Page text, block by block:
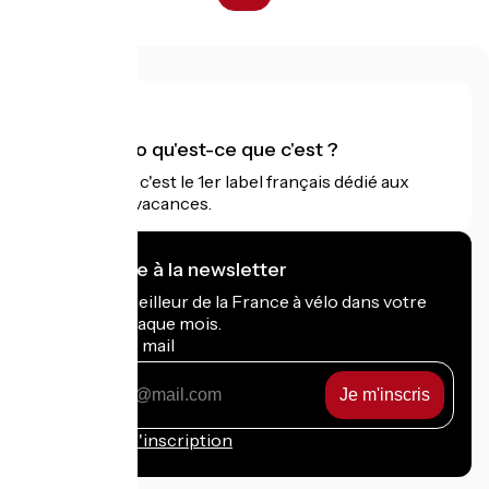
Accueil Vélo qu'est-ce que c'est ?
Accueil Vélo c'est le 1er label français dédié aux
cyclistes en vacances.
Je m'abonne à la newsletter
Recevez le meilleur de la France à vélo dans votre
boîte mail chaque mois.
Mon adresse mail
Conditions d'inscription